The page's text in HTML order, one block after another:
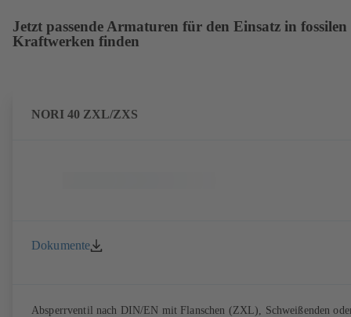
Jetzt passende Armaturen für den Einsatz in fossilen
Kraftwerken finden
NORI 40 ZXL/ZXS
Dokumente
Absperrventil nach DIN/EN mit Flanschen (ZXL), Schweißenden